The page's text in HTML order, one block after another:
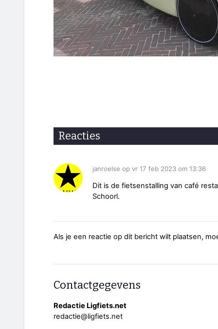
Reacties
janroelse op vr 17 feb 2023 om 13:36
Dit is de fietsenstalling van café
Schoorl.
Als je een reactie op dit bericht wilt plaatsen,
Contactgegevens
Redactie Ligfiets.net
redactie@ligfiets.net